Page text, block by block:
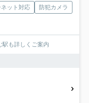
ット対応
防犯カメラ
駅も詳しくご案内